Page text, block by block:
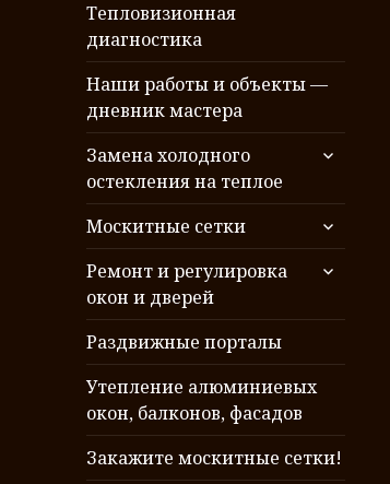
Тепловизионная
диагностика
Наши работы и объекты —
дневник мастера
Замена холодного
остекления на теплое
раскрыть
меню
Москитные сетки
раскрыть
дочернее
меню
Ремонт и регулировка
окон и дверей
раскрыть
меню
Раздвижные порталы
Утепление алюминиевых
окон, балконов, фасадов
Закажите москитные сетки!